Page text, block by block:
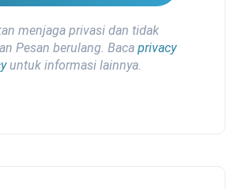
menjaga privasi dan tidak
Pesan berulang. Baca privacy
untuk informasi lainnya.